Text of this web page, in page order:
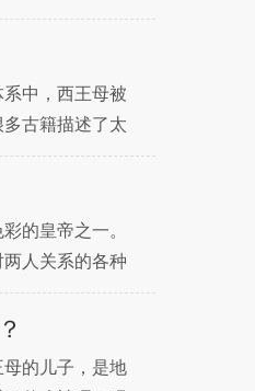
的故事？下面
中，西王母被
古籍描述了太
，王牧宫位于
的皇帝之一。
人关系的各种
继位，在位
的儿子，是地